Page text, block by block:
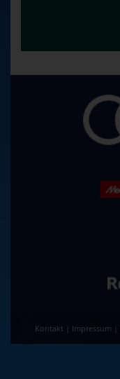
Kontakt Impressum